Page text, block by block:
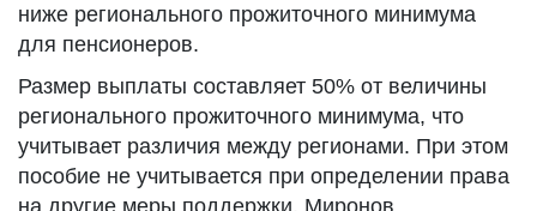
ниже регионального прожиточного минимума
для пенсионеров.
Размер выплаты составляет 50% от величины
регионального прожиточного минимума, что
учитывает различия между регионами. При этом
пособие не учитывается при определении права
на другие меры поддержки. Миронов